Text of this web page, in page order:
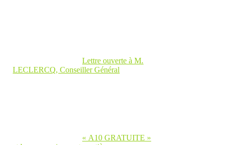
Lettre ouverte à M.
LECLERCQ, Conseiller Général
« A10 GRATUITE »